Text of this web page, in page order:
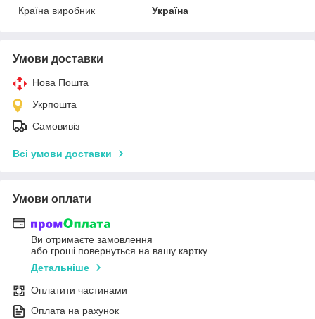
Країна виробник
Україна
Умови доставки
Нова Пошта
Укрпошта
Самовивіз
Всі умови доставки
Умови оплати
Ви отримаєте замовлення
або гроші повернуться на вашу картку
Детальніше
Оплатити частинами
Оплата на рахунок